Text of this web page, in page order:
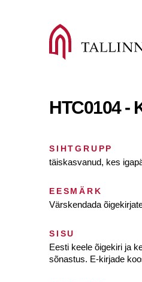
HTC0104 -
SIHTGRUPP
täiskasvanud, kes
EESMÄRK
Värskendada
SISU
Eesti keele õigekiri ja
sõnastus. E-kirjade